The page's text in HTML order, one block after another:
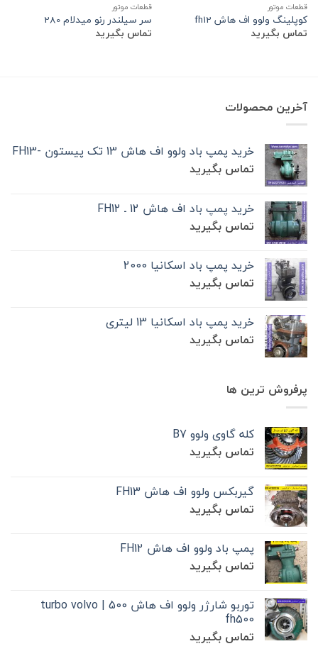
قطعات موتور
کوپلینگ ولوو اف هاش fh12
تماس بگیرید
قطعات موتور
سر سیلندر رنو میدلام 280
تماس بگیرید
آخرین محصولات
خرید پمپ باد ولوو اف هاش 13 تک‌ پیستون -FH13
تماس بگیرید
خرید پمپ باد اف هاش 12 ـ FH12
تماس بگیرید
خرید پمپ باد اسکانیا 2000
تماس بگیرید
خرید پمپ باد اسکانیا 13 لیتری
تماس بگیرید
پرفروش ترین ها
کله گاوی ولوو B7
تماس بگیرید
گیربکس ولوو اف هاش FH13
تماس بگیرید
پمپ باد ولوو اف هاش FH12
تماس بگیرید
توربو شارژر ولوو اف هاش 500 | turbo volvo
fh500
تماس بگیرید